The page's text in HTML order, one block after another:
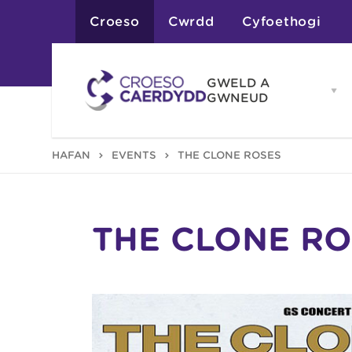
Croeso Cwrdd Cyfoethogi
GWELD A
GWNEUD
Atyniadau
HAFAN EVENTS THE CLONE ROSES
THE CLONE